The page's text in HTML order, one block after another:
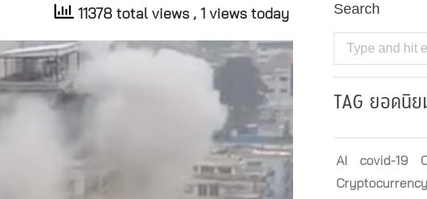
11378 total views , 1 views today Search
Search:
TAG ยอดนิ
AI covid-19
Cryptocurrency